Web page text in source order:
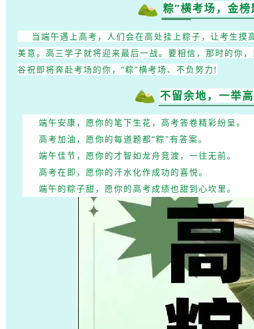
粽”横考场，金榜
当端午遇上高考，人们会在高处挂上粽子，让考生摸
美意。 高三学子就将迎来最后一战。 要相信，那时的你
谷祝即将奔赴考场的你，“粽”横考场、不负努力!
不留余地，一举
端午安康，愿你的笔下生花，高考答卷精彩纷呈。
高考加油，愿你的每道题都“粽"有答案。
端午佳节，愿你的才智如龙舟竞渡，一往无前。
高考在即，愿你的汗水化作成功的喜悦。
端午的粽子甜， 愿你的高考成绩也甜到心坎里。